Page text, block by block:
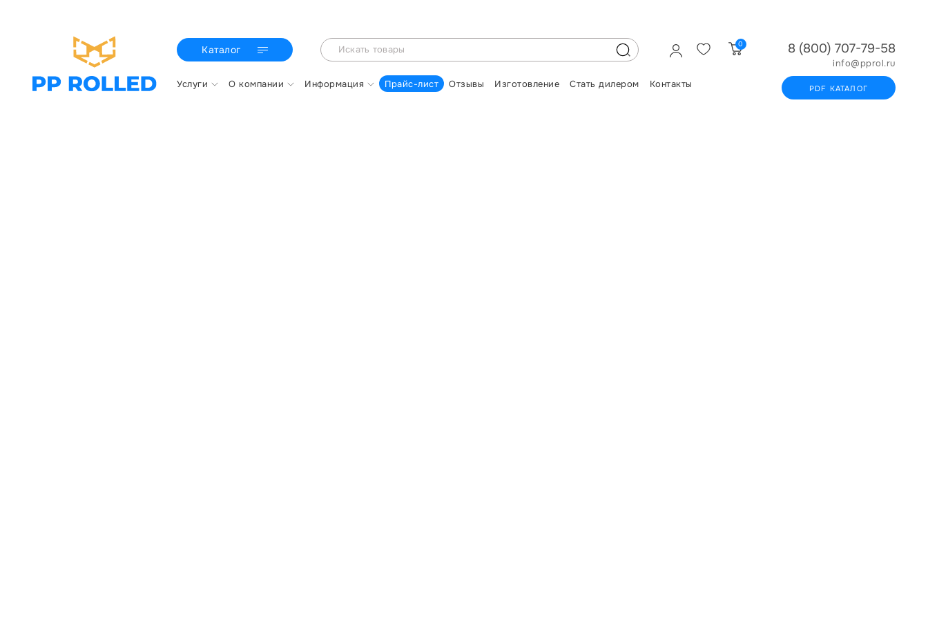
Каталог 0
Услуги О компании Информация Прайс-лист Отзывы Изготовление Стать дилером Контакты
8 (800) 707-79-58
info@pprol.ru
PDF КАТАЛОГ